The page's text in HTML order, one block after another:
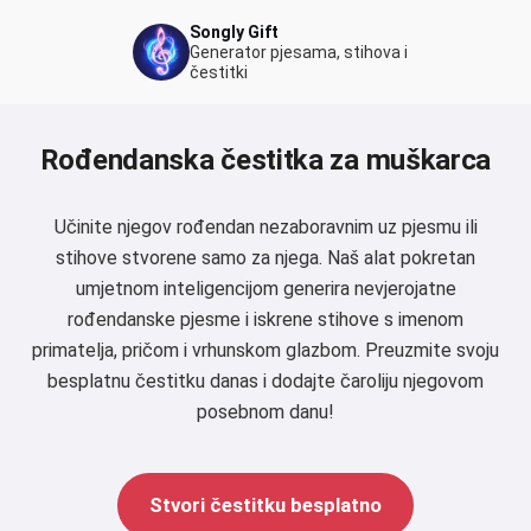
Songly Gift
Generator pjesama, stihova i
čestitki
Rođendanska čestitka za muškarca
Učinite njegov rođendan nezaboravnim uz pjesmu ili
stihove stvorene samo za njega. Naš alat pokretan
umjetnom inteligencijom generira nevjerojatne
rođendanske pjesme i iskrene stihove s imenom
primatelja, pričom i vrhunskom glazbom. Preuzmite svoju
besplatnu čestitku danas i dodajte čaroliju njegovom
posebnom danu!
Stvori čestitku besplatno